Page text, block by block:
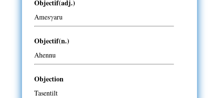
Objectif(adj.)
Amesγaru
Objectif(n.)
Ahennu
Objection
Tasentilt